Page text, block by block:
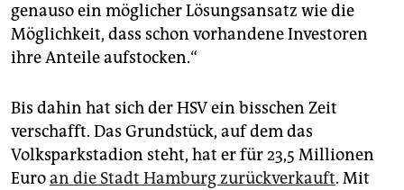
genauso ein möglicher Lösungsansatz wie die
Möglichkeit, dass schon vorhandene Investoren
ihre Anteile aufstocken.“
Bis dahin hat sich der HSV ein bisschen Zeit
verschafft. Das Grundstück, auf dem das
Volksparkstadion steht, hat er für 23,5 Millionen
Euroan die Stadt Hamburg zurückverkauft. Mit